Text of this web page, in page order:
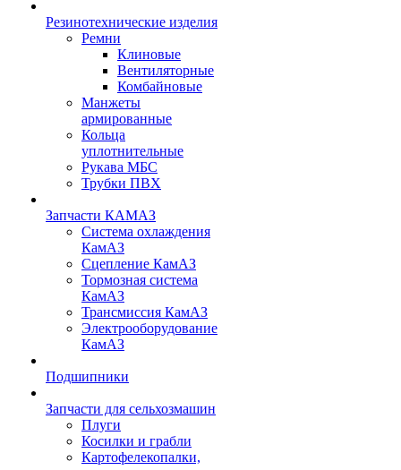
Резинотехнические изделия
Ремни
Клиновые
Вентиляторные
Комбайновые
Манжеты
армированные
Кольца
уплотнительные
Рукава МБС
Трубки ПВХ
Запчасти КАМАЗ
Система охлаждения
КамАЗ
Сцепление КамАЗ
Тормозная система
КамАЗ
Трансмиссия КамАЗ
Электрооборудование
КамАЗ
Подшипники
Запчасти для сельхозмашин
Плуги
Косилки и грабли
Картофелекопалки,